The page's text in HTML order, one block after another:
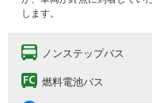
します。
ノンステップバス
燃料電池バス